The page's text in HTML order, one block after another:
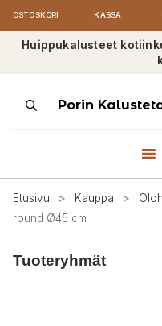
OSTOSKORI KASSA
Huippukalusteet
ProductsPorin
Etusivu > Kauppa >
round Ø45 cm
Tuoteryhmät